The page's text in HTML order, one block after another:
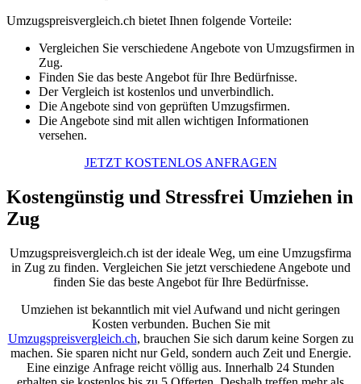
Umzugspreisvergleich.ch bietet Ihnen folgende Vorteile:
Vergleichen Sie verschiedene Angebote von Umzugsfirmen in
Zug.
Finden Sie das beste Angebot für Ihre Bedürfnisse.
Der Vergleich ist kostenlos und unverbindlich.
Die Angebote sind von geprüften Umzugsfirmen.
Die Angebote sind mit allen wichtigen Informationen
versehen.
JETZT KOSTENLOS ANFRAGEN
Kostengünstig und Stressfrei Umziehen in
Zug
Umzugspreisvergleich.ch ist der ideale Weg, um eine Umzugsfirma
in Zug zu finden. Vergleichen Sie jetzt verschiedene Angebote und
finden Sie das beste Angebot für Ihre Bedürfnisse.
Umziehen ist bekanntlich mit viel Aufwand und nicht geringen
Kosten verbunden. Buchen Sie mit
Umzugspreisvergleich.ch, brauchen Sie sich darum keine Sorgen zu
machen. Sie sparen nicht nur Geld, sondern auch Zeit und Energie.
Eine einzige Anfrage reicht völlig aus. Innerhalb 24 Stunden